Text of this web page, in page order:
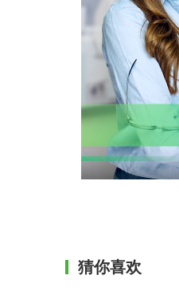
猜你喜欢